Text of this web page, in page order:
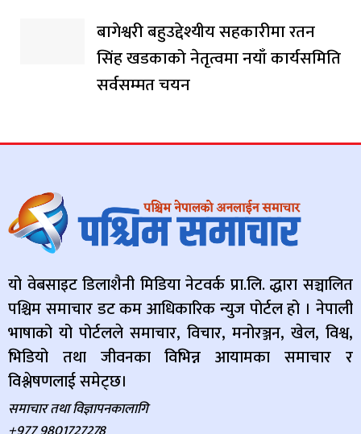
बागेश्वरी बहुउद्देश्यीय सहकारीमा रतन
सिंह खडकाको नेतृत्वमा नयाँ कार्यसमिति
सर्वसम्मत चयन
यो वेबसाइट डिलाशैनी मिडिया नेटवर्क प्रा.लि. द्धारा सञ्चालित
पश्चिम समाचार डट कम आधिकारिक न्युज पोर्टल हो । नेपाली
भाषाको यो पोर्टलले समाचार, विचार, मनोरञ्जन, खेल, विश्व,
भिडियो तथा जीवनका विभिन्न आयामका समाचार र
विश्लेषणलाई समेट्छ।
समाचार तथा विज्ञापनकालागि